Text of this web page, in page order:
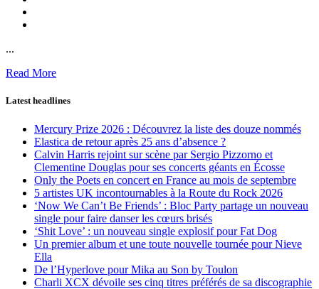
...
Read More
Latest headlines
Mercury Prize 2026 : Découvrez la liste des douze nommés
Elastica de retour après 25 ans d’absence ?
Calvin Harris rejoint sur scène par Sergio Pizzorno et
Clementine Douglas pour ses concerts géants en Écosse
Only the Poets en concert en France au mois de septembre
5 artistes UK incontournables à la Route du Rock 2026
‘Now We Can’t Be Friends’ : Bloc Party partage un nouveau
single pour faire danser les cœurs brisés
‘Shit Love’ : un nouveau single explosif pour Fat Dog
Un premier album et une toute nouvelle tournée pour Nieve
Ella
De l’Hyperlove pour Mika au Son by Toulon
Charli XCX dévoile ses cinq titres préférés de sa discographie